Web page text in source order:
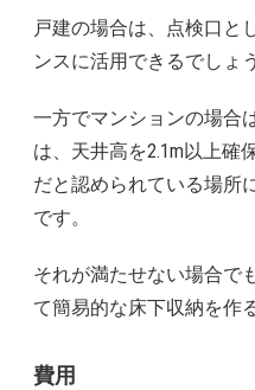
戸建の場合は、点検口と
ンスに活用できるでしょう
一方でマンションの場合
は、天井高を2.1m以上確
だと認められている場所
です。
それが満たせない場合で
て簡易的な床下収納を作
費用